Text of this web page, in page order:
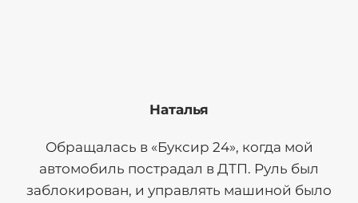
Наталья
Обращалась в «Буксир 24», когда мой
автомобиль пострадал в ДТП. Руль был
заблокирован, и управлять машиной было